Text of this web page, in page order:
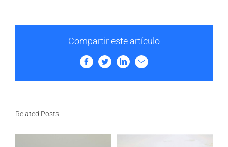
Compartir este artículo
FacebookTwitterLinkedInEmail
Related Posts